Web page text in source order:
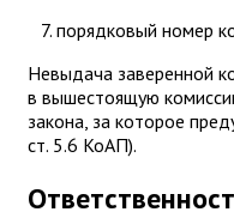
порядковый номер
Невыдача заверенной
в вышестоящую
закона, за которое
ст. 5.6 КоАП).